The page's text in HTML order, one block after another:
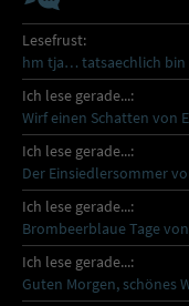
Lesefrust:
hm tja… tatsaechlich
Ich lese gerade...:
Wirf einen Schatten von
Ich lese gerade...:
Der Einsiedlersommer
Ich lese gerade...:
Brombeerblaue Tage
Ich lese gerade...:
Guten Morgen, schönes